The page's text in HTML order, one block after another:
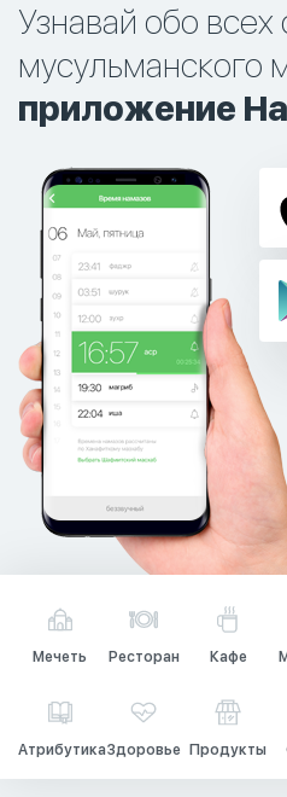
Узнавай обо всех
мусульманского
приложение
Мечеть Ресторан Кафе
АтрибутикаЗдоровье Продукты